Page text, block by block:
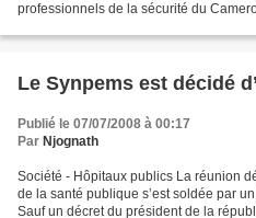
professionnels de la sécurité du
Le Synpems est décidé
Publié le 07/07/2008 à 00:17
Par Njognath
Société - Hôpitaux publics La réunion
de la santé publique s’est soldée par
Sauf un décret du président de la